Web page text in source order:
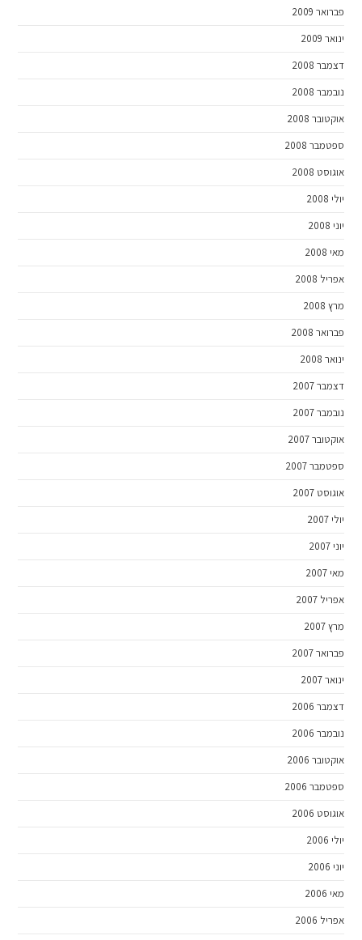
פברואר 2009
ינואר 2009
דצמבר 2008
נובמבר 2008
אוקטובר 2008
ספטמבר 2008
אוגוסט 2008
יולי 2008
יוני 2008
מאי 2008
אפריל 2008
מרץ 2008
פברואר 2008
ינואר 2008
דצמבר 2007
נובמבר 2007
אוקטובר 2007
ספטמבר 2007
אוגוסט 2007
יולי 2007
יוני 2007
מאי 2007
אפריל 2007
מרץ 2007
פברואר 2007
ינואר 2007
דצמבר 2006
נובמבר 2006
אוקטובר 2006
ספטמבר 2006
אוגוסט 2006
יולי 2006
יוני 2006
מאי 2006
אפריל 2006